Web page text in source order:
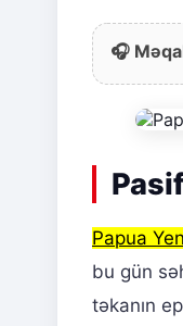
🎧
Papua
bu gün
təkanın